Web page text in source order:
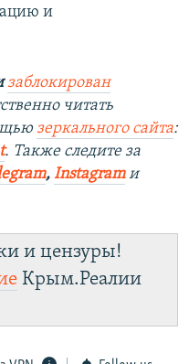
и
заблокирован
читать
зеркального сайта:
. Также следите за
, Instagramи
и цензуры!
Крым.Реалии